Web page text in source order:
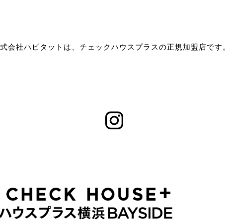
会社ハビタットは、チェックハウスプラスの正規加盟店です。